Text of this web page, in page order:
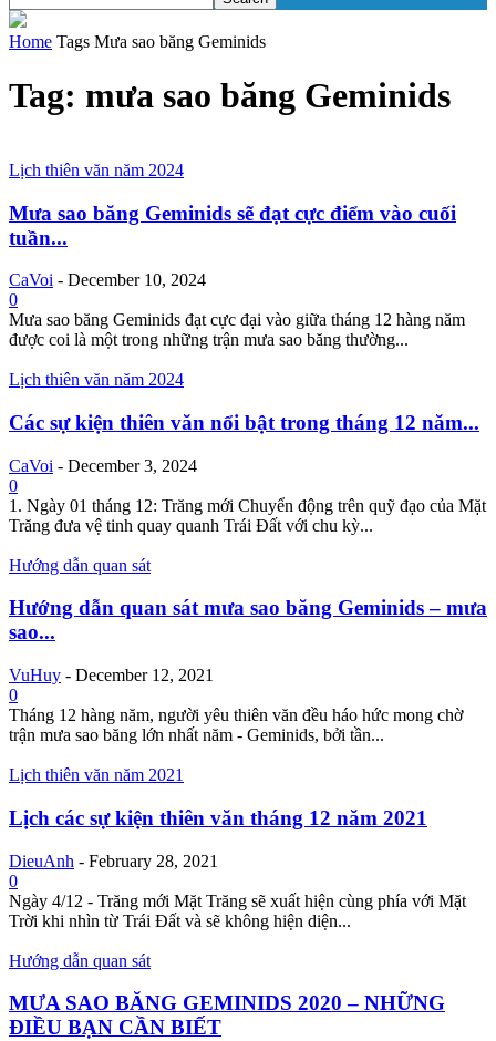
Home Tags Mưa sao băng Geminids
Tag: mưa sao băng Geminids
Lịch thiên văn năm 2024
Mưa sao băng Geminids sẽ đạt cực điểm vào cuối
tuần...
CaVoi - December 10, 2024
0
Mưa sao băng Geminids đạt cực đại vào giữa tháng 12 hàng năm
được coi là một trong những trận mưa sao băng thường...
Lịch thiên văn năm 2024
Các sự kiện thiên văn nổi bật trong tháng 12 năm...
CaVoi - December 3, 2024
0
1. Ngày 01 tháng 12: Trăng mới Chuyển động trên quỹ đạo của Mặt
Trăng đưa vệ tinh quay quanh Trái Đất với chu kỳ...
Hướng dẫn quan sát
Hướng dẫn quan sát mưa sao băng Geminids – mưa
sao...
VuHuy - December 12, 2021
0
Tháng 12 hàng năm, người yêu thiên văn đều háo hức mong chờ
trận mưa sao băng lớn nhất năm - Geminids, bởi tần...
Lịch thiên văn năm 2021
Lịch các sự kiện thiên văn tháng 12 năm 2021
DieuAnh - February 28, 2021
0
Ngày 4/12 - Trăng mới Mặt Trăng sẽ xuất hiện cùng phía với Mặt
Trời khi nhìn từ Trái Đất và sẽ không hiện diện...
Hướng dẫn quan sát
MƯA SAO BĂNG GEMINIDS 2020 – NHỮNG
ĐIỀU BẠN CẦN BIẾT